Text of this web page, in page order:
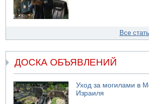
Все
ДОСКА ОБЪЯВЛЕНИЙ
Уход за могилами в
Израиля